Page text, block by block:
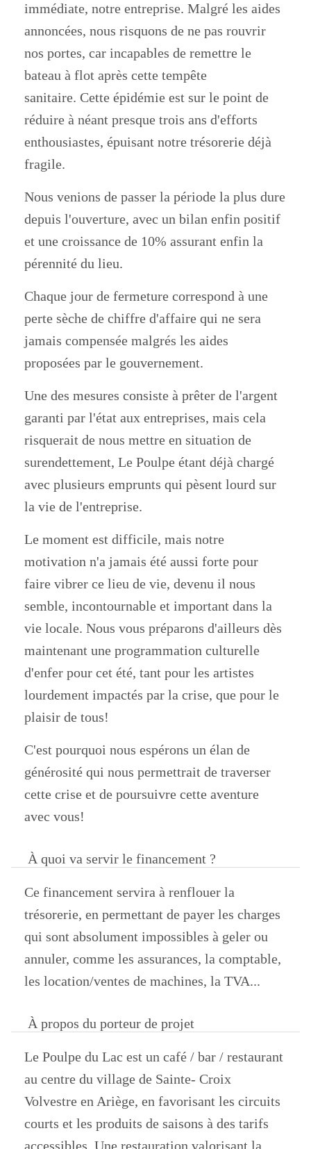
immédiate, notre entreprise. Malgré les aides
annoncées, nous risquons de ne pas rouvrir
nos portes, car incapables de remettre le
bateau à flot après cette tempête
sanitaire. Cette épidémie est sur le point de
réduire à néant presque trois ans d'efforts
enthousiastes, épuisant notre trésorerie déjà
fragile.
Nous venions de passer la période la plus dure
depuis l'ouverture, avec un bilan enfin positif
et une croissance de 10% assurant enfin la
pérennité du lieu.
Chaque jour de fermeture correspond à une
perte sèche de chiffre d'affaire qui ne sera
jamais compensée malgrés les aides
proposées par le gouvernement.
Une des mesures consiste à prêter de l'argent
garanti par l'état aux entreprises, mais cela
risquerait de nous mettre en situation de
surendettement, Le Poulpe étant déjà chargé
avec plusieurs emprunts qui pèsent lourd sur
la vie de l'entreprise.
Le moment est difficile, mais notre
motivation n'a jamais été aussi forte pour
faire vibrer ce lieu de vie, devenu il nous
semble, incontournable et important dans la
vie locale. Nous vous préparons d'ailleurs dès
maintenant une programmation culturelle
d'enfer pour cet été, tant pour les artistes
lourdement impactés par la crise, que pour le
plaisir de tous!
C'est pourquoi nous espérons un élan de
générosité qui nous permettrait de traverser
cette crise et de poursuivre cette aventure
avec vous!
À quoi va servir le financement ?
Ce financement servira à renflouer la
trésorerie, en permettant de payer les charges
qui sont absolument impossibles à geler ou
annuler, comme les assurances, la comptable,
les location/ventes de machines, la TVA...
À propos du porteur de projet
Le Poulpe du Lac est un café / bar / restaurant
au centre du village de Sainte- Croix
Volvestre en Ariège, en favorisant les circuits
courts et les produits de saisons à des tarifs
accessibles. Une restauration valorisant la